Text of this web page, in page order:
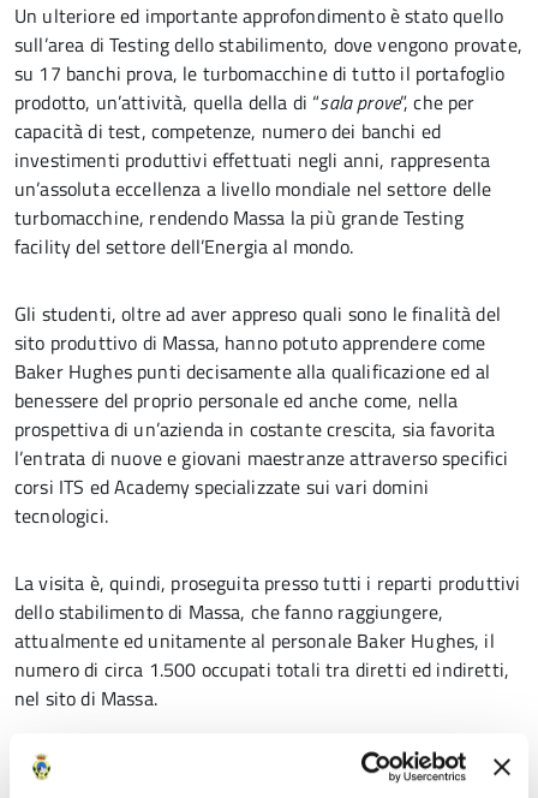
Un ulteriore ed importante approfondimento è stato quello
sull’area di Testing dello stabilimento, dove vengono provate,
su 17 banchi prova, le turbomacchine di tutto il portafoglio
prodotto, un’attività, quella della di “sala prove”, che per
capacità di test, competenze, numero dei banchi ed
investimenti produttivi effettuati negli anni, rappresenta
un’assoluta eccellenza a livello mondiale nel settore delle
turbomacchine, rendendo Massa la più grande Testing
facility del settore dell’Energia al mondo.
Gli studenti, oltre ad aver appreso quali sono le finalità del
sito produttivo di Massa, hanno potuto apprendere come
Baker Hughes punti decisamente alla qualificazione ed al
benessere del proprio personale ed anche come, nella
prospettiva di un’azienda in costante crescita, sia favorita
l’entrata di nuove e giovani maestranze attraverso specifici
corsi ITS ed Academy specializzate sui vari domini
tecnologici.
La visita è, quindi, proseguita presso tutti i reparti produttivi
dello stabilimento di Massa, che fanno raggiungere,
attualmente ed unitamente al personale Baker Hughes, il
numero di circa 1.500 occupati totali tra diretti ed indiretti,
nel sito di Massa.
Ringrazio la Provincia ed il Consorzio ZIA
– ha detto la